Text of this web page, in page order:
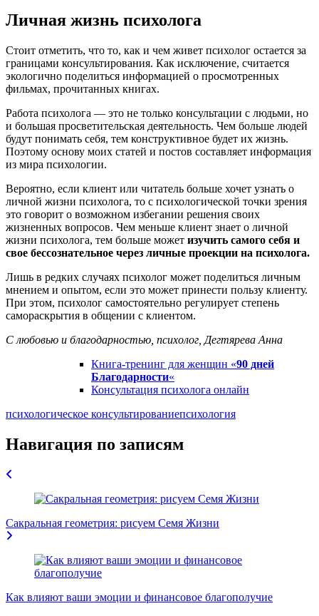
Личная жизнь психолога
Стоит отметить, что то, как и чем живет психолог остается за
границами консультирования. Как исключение, считается
экологично поделиться информацией о просмотренных
фильмах, прочитанных книгах.
Работа психолога — это не только консультации с людьми, но
и большая просветительская деятельность. Чем больше людей
будут понимать себя, тем конструктивное будет их жизнь.
Поэтому основу моих статей и постов составляет информация
из мира психологии.
Вероятно, если клиент или читатель больше хочет узнать о
личной жизни психолога, то с психологической точки зрения
это говорит о возможном избегании решения своих
жизненных вопросов. Чем меньше клиент знает о личной
жизни психолога, тем больше может изучить самого себя и
свое бессознательное через личные проекции на психолога.
Лишь в редких случаях психолог может поделиться личным
мнением и опытом, если это может принести пользу клиенту.
При этом, психолог самостоятельно регулирует степень
самораскрытия в общении с клиентом.
С любовью и благодарностью, психолог, Дегтярева Анна
Книга-тренинг для женщин «90 дней
Благодарности«
Консультация психолога онлайн
психологическое консультированиепсихология
Навигация по записям
Сакральная геометрия: рисуем Семя Жизни
Как влияют ваши эмоции и финансовое благополучие